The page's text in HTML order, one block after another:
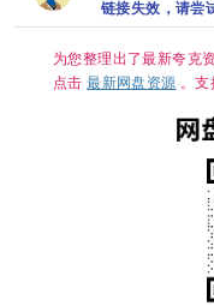
链接失效，请尝
为您整理出了最新夸克
点击最新网盘资源 。